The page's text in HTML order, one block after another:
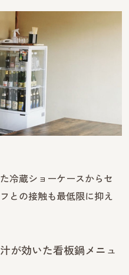
冷蔵ショーケースからセ
との接触も最低限に抑え
が効いた看板鍋メニュ